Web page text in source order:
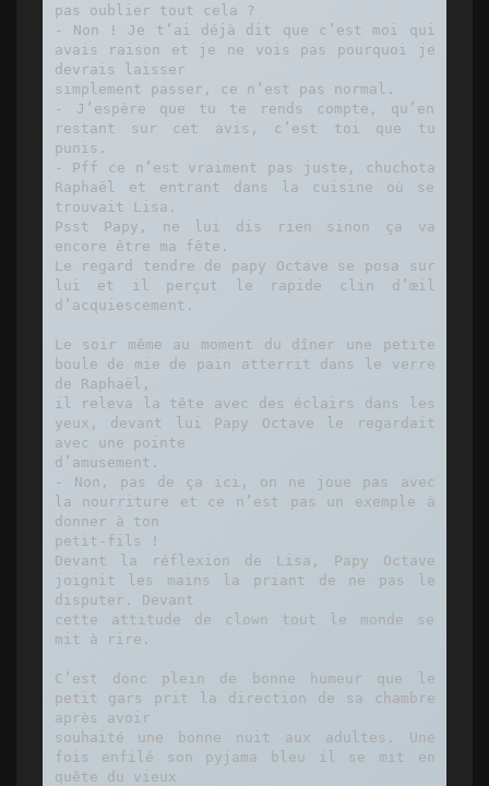
pas oublier tout cela ?
- Non ! Je t’ai déjà dit que c’est moi qui
avais raison et je ne vois pas pourquoi je
devrais laisser
simplement passer, ce n’est pas normal.
- J’espère que tu te rends compte, qu’en
restant sur cet avis, c’est toi que tu
punis.
- Pff ce n’est vraiment pas juste, chuchota
Raphaël et entrant dans la cuisine où se
trouvait Lisa.
Psst Papy, ne lui dis rien sinon ça va
encore être ma fête.
Le regard tendre de papy Octave se posa sur
lui et il perçut le rapide clin d’œil
d’acquiescement.
Le soir même au moment du dîner une petite
boule de mie de pain atterrit dans le verre
de Raphaël,
il releva la tête avec des éclairs dans les
yeux, devant lui Papy Octave le regardait
avec une pointe
d’amusement.
- Non, pas de ça ici, on ne joue pas avec
la nourriture et ce n’est pas un exemple à
donner à ton
petit-fils !
Devant la réflexion de Lisa, Papy Octave
joignit les mains la priant de ne pas le
disputer. Devant
cette attitude de clown tout le monde se
mit à rire.
C’est donc plein de bonne humeur que le
petit gars prit la direction de sa chambre
après avoir
souhaité une bonne nuit aux adultes. Une
fois enfilé son pyjama bleu il se mit en
quête du vieux